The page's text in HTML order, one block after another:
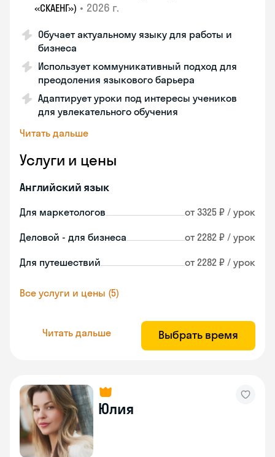
«СКАЕНГ») • 2026 г.
Обучает актуальному языку для работы и
бизнеса
Использует коммуникативный подход для
преодоления языкового барьера
Адаптирует уроки под интересы учеников
для увлекательного обучения
Читать дальше
Услуги и цены
Английский язык
Для маркетологов от 3325 ₽ / урок
Деловой - для бизнеса от 2282 ₽ / урок
Для путешествий от 2282 ₽ / урок
Все услуги и цены (5)
Читать дальше Выбрать время
Юлия